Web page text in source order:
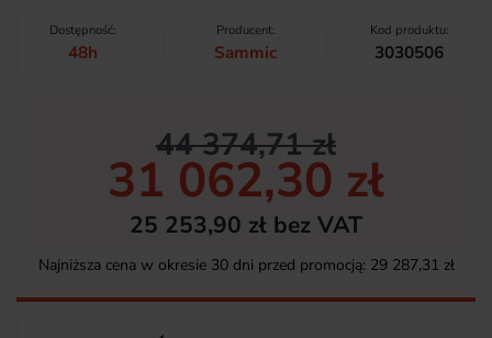
Dostępność:
48h
Producent:
Sammic
Kod produktu:
3030506
44 374,71 zł
31 062,30 zł
25 253,90 zł bez VAT
Najniższa cena w okresie 30 dni przed promocją: 29 287,31 zł